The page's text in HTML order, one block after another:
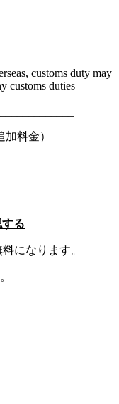
customs duty may
customs duties
料金）
る
になります。